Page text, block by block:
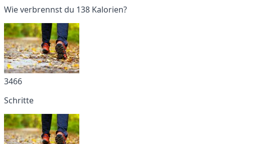
Wie verbrennst du 138 Kalorien?
3466
Schritte